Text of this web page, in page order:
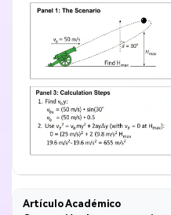
Artículo Académico